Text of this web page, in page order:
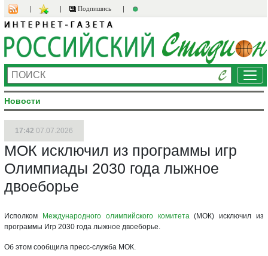
Подпишись
Новости
17:42 07.07.2026
МОК исключил из программы игр
Олимпиады 2030 года лыжное
двоеборье
Исполком Международного олимпийского комитета(МОК) исключил из
программы Игр 2030 года лыжное двоеборье.
Об этом сообщила пресс-служба МОК.